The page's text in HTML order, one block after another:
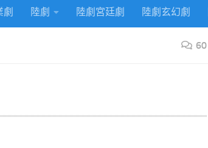
陸劇 陸劇宮廷劇 陸劇玄幻劇
60